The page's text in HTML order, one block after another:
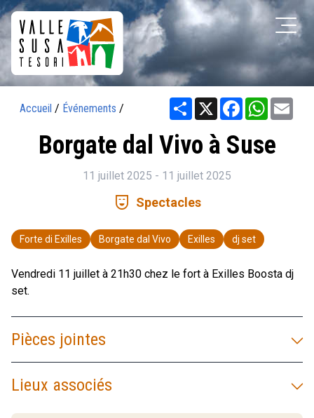
Accueil / Événements / Share X Facebook
Borgate dal Vivo à Suse
11 juillet 2025 - 11 juillet 2025
comedy_mask Spectacles
Forte di Exilles Borgate dal Vivo Exilles dj set
Vendredi 11 juillet à 21h30 chez le fort à Exilles Boosta dj
set.
Pièces jointes
Lieux associés